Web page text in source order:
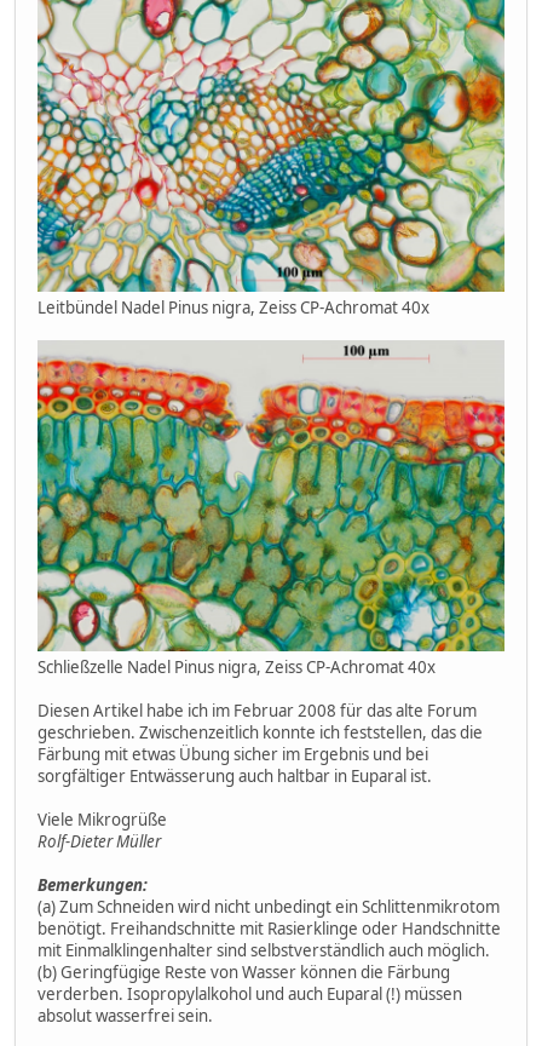
Leitbündel Nadel Pinus nigra, Zeiss CP-Achromat 40x
Schließzelle Nadel Pinus nigra, Zeiss CP-Achromat 40x
Diesen Artikel habe ich im Februar 2008 für das alte Forum
geschrieben. Zwischenzeitlich konnte ich feststellen, das die
Färbung mit etwas Übung sicher im Ergebnis und bei
sorgfältiger Entwässerung auch haltbar in Euparal ist.
Viele Mikrogrüße
Rolf-Dieter Müller
Bemerkungen:
(a) Zum Schneiden wird nicht unbedingt ein Schlittenmikrotom
benötigt. Freihandschnitte mit Rasierklinge oder Handschnitte
mit Einmalklingenhalter sind selbstverständlich auch möglich.
(b) Geringfügige Reste von Wasser können die Färbung
verderben. Isopropylalkohol und auch Euparal (!) müssen
absolut wasserfrei sein.